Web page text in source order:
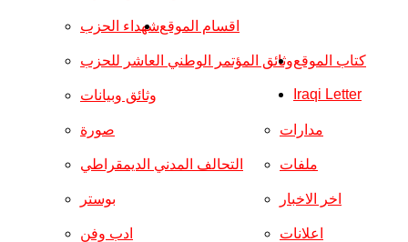
شهداء الحزب
وثائق المؤتمر الوطني العاشر للحزب
وثائق وبيانات
اقسام الموقع
صورة
التحالف المدني الديمقراطي
بوستر
ادب وفن
مدارات
ملفات
اخر الاخبار
اعلانات
كتاب الموقع
Iraqi Letter